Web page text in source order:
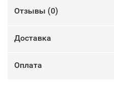
Отзывы (0)
Доставка
Оплата